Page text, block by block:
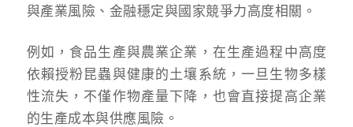
與產業風險、金融穩定與國家競爭力高度相關。
例如，食品生產與農業企業，在生產過程中高度
依賴授粉昆蟲與健康的土壤系統，一旦生物多樣
性流失，不僅作物產量下降，也會直接提高企業
的生產成本與供應風險。